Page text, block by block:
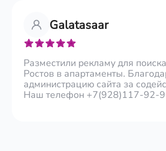
Galatasaar
Разместили рекламу для
Ростов в апартаменты.
администрацию сайта за
Наш телефон +7(928)117-92-